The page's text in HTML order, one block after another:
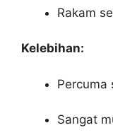
Rakam
Kelebihan:
Percuma
Sangat